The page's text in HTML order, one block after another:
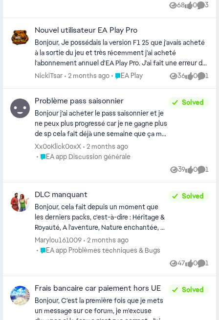
play/games#ea-app
https://www.ea.com/games/nhl/ea-play
Suite à mon abonnement, j'ai découvert
que le titre n'est pas disponible sur EA Play
via PC 😢 (cf pièce jointe). N'ayant joué à
aucun autre jeu, j'ai donc effectué un droit
reçu aucune réponse... Vous êtes le dernier
espoir de trouver une oreille et un peu de
compréhension, Merci
68
Views 0
likes 3
Nouvel utilisateur EA Play Pro
Bonjour, Je possédais la version F1 25 que j'avais acheté
à la sortie du jeu et très récemment j'ai acheté
l'abonnement annuel d'EA Play Pro. J'ai fait une erreur de
débutant en achetant le DLC F1 25 saison 2026 pensant
comment faire cela ? D'avance merci pour vos réponses.
NickiTsar 2 months ago Place EA Play
EA Play 36
Views 0
likes 1
Problème pass saisonnier
Bonjour j’ai acheter le pass saisonnier et je
ne peux plus progressé car je ne gagne plus
de sp cela fait déjà une semaine que ça me
dit « le service du passe saisonnier est
actuellement indisponible. Vous ne pourrez
Solved
Xx0oKlick0oxX
2 months ago
Place EA app Discussion générale
EA app Discussion générale
39
Views 0
likes 1
DLC manquant
Bonjour, cela fait depuis un moment que
les derniers packs, c'est-à-dire : Héritage &
Royauté, A l'aventure, Nature enchantée, et
aussi A la vie, à la mort qui n'apparaissent
plus quand j'ouvre les sims et que je vais
trouver une merci.
Solved
Marylou161009
2 months ago
Place EA app Problèmes techniques & Bugs
EA app Problèmes techniques & Bugs
47
Views 0
likes 1
Frais bancaire car paiement hors UE
Bonjour, C'est la première fois que je mets
un message sur ce forum, je m'excuse
Solved